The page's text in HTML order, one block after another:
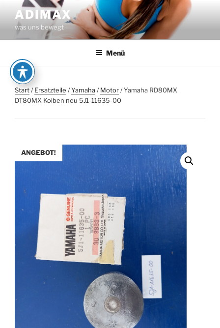
Inhalt
springen
ADIMAX
was uns bewegt
Menü
Start/Ersatzteile /Yamaha/Motor/ Yamaha RD80MX
DT80MX Kolben neu 5J1-11635-00
ANGEBOT!